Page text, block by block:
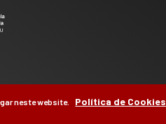
neste website.
Política de Cookies